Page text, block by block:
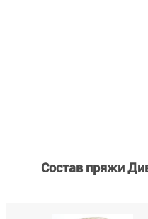
Состав пряжи